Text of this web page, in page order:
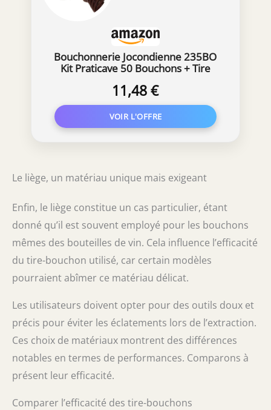
Bouchonnerie Jocondienne 235BO
Kit Praticave 50 Bouchons + Tire
11,48 €
Le liège, un matériau unique mais exigeant
Enfin, le liège constitue un cas particulier, étant
donné qu’il est souvent employé pour les bouchons
mêmes des bouteilles de vin. Cela influence l’efficacité
du tire-bouchon utilisé, car certain modèles
pourraient abîmer ce matériau délicat.
Les utilisateurs doivent opter pour des outils doux et
précis pour éviter les éclatements lors de l’extraction.
Ces choix de matériaux montrent des différences
notables en termes de performances. Comparons à
présent leur efficacité.
Comparer l’efficacité des tire-bouchons